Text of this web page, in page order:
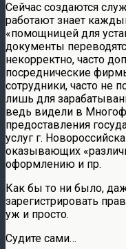
Сейчас создаются
работают знает
«помощницей для
документы
некорректно, часто
посреднические
сотрудники, часто не
лишь для
ведь видели в
предоставления
услуг г.
оказывающих
оформлению и пр.
Как бы то ни было,
зарегистрировать
уж и просто.
Судите сами…